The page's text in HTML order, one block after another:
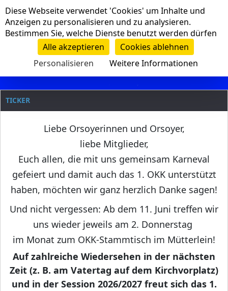
Navigation
Clanname
TICKER
Liebe Orsoyerinnen und Orsoyer,
liebe Mitglieder,
Euch allen, die mit uns gemeinsam Karneval
gefeiert und damit auch das 1. OKK unterstützt
haben, möchten wir ganz herzlich Danke sagen!
Und nicht vergessen: Ab dem 11. Juni treffen wir
uns wieder jeweils am 2. Donnerstag
im Monat zum OKK-Stammtisch im Mütterlein!
Auf zahlreiche Wiedersehen in der nächsten
Zeit (z. B. am Vatertag auf dem Kirchvorplatz)
und in der Session 2026/2027 freut sich das 1.
Cookie-Einstellungen
Diese Webseite verwendet 'Cookies' um Inhalte und
Anzeigen zu personalisieren und zu analysieren.
Bestimmen Sie, welche Dienste benutzt werden dürfen
Alle akzeptieren
Cookies ablehnen
Personalisieren
Weitere Informationen